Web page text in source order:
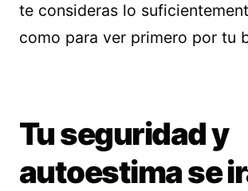
te consideras lo
como para ver primero por tu
Tu seguridad y
autoestima se